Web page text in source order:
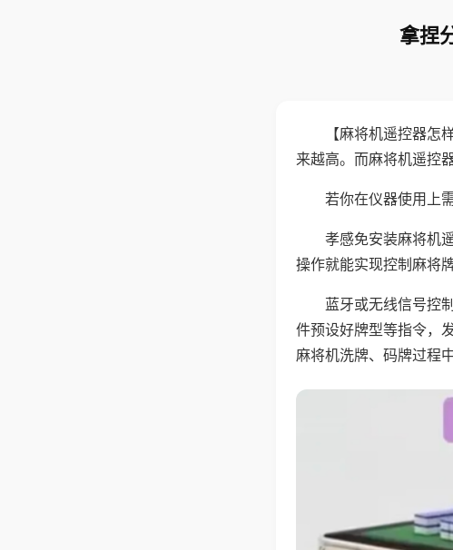
拿捏
【麻将机遥控器
来越高。而麻将机遥控
若你在仪器使用上
孝感免安装麻将机
操作就能实现控制麻将
蓝牙或无线信号控
件预设好牌型等指令，
麻将机洗牌、码牌过程